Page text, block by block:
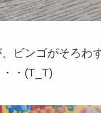
ビンゴがそろわ
・(T_T)